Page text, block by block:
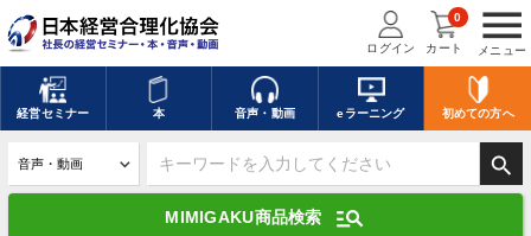
menu
メニュー
ログイン カート
0
経営セミナー 本 音声・動画 eラーニング 初めての方へ
search
MIMIGAKU商品検索 manage_search
キーワードを入力して探す
デジタル版対応のみ検索結果に表示する